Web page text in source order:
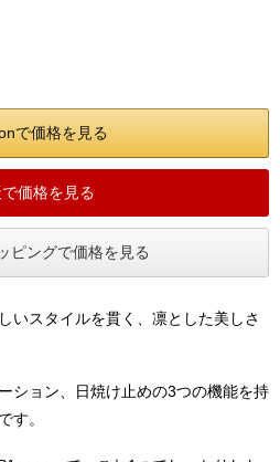
で価格を見る
価格を見る
ピングで価格を見る
いスタイルを貫く、凛とした美しさ
ション、日焼け止めの3つの機能を持
す。